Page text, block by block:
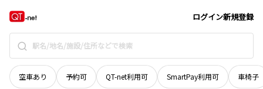
ログイン新規登録
空車あり 予約可 QT-net利用可 SmartPay利用可 車椅子
群馬県